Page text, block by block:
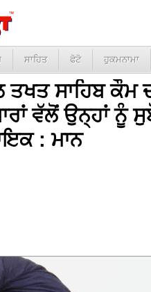
ਸਾਹਿਤ ਫੋਟੋ ਹੁਕਮਨਾਮਾ
ਤਖਤ ਸਾਹਿਬ
ਵੱਲੋਂ ਉਨ੍ਹਾਂ ਨੂੰ
: ਮਾਨ